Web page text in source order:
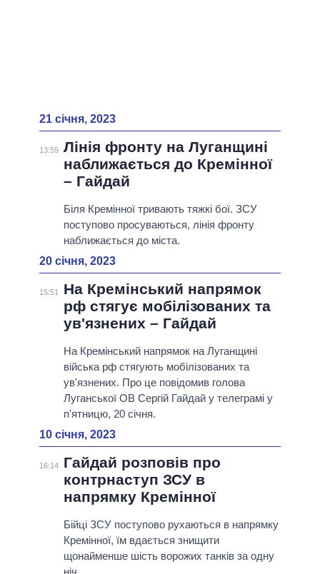
21 січня, 2023
13:59 Лінія фронту на Луганщині
наближається до Кремінної
– Гайдай
Біля Кремінної тривають тяжкі бої. ЗСУ
поступово просуваються, лінія фронту
наближається до міста.
20 січня, 2023
15:51
На Кремінський напрямок
рф стягує мобілізованих та
ув'язнених – Гайдай
На Кремінський напрямок на Луганщині
війська рф стягують мобілізованих та
ув'язнених. Про це повідомив голова
Луганської ОВ Сергій Гайдай у телеграмі у
п'ятницю, 20 січня.
10 січня, 2023
16:14
Гайдай розповів про
контрнаступ ЗСУ в
напрямку Кремінної
Бійці ЗСУ поступово рухаються в напрямку
Кремінної, їм вдається знищити
щонайменше шість ворожих танків за одну